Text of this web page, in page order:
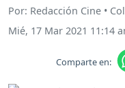
Por: Redacción Cine •
Mié, 17 Mar 2021 11:14
Comparte en: